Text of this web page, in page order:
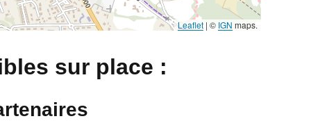
Leaflet | © IGN maps.
sur place :